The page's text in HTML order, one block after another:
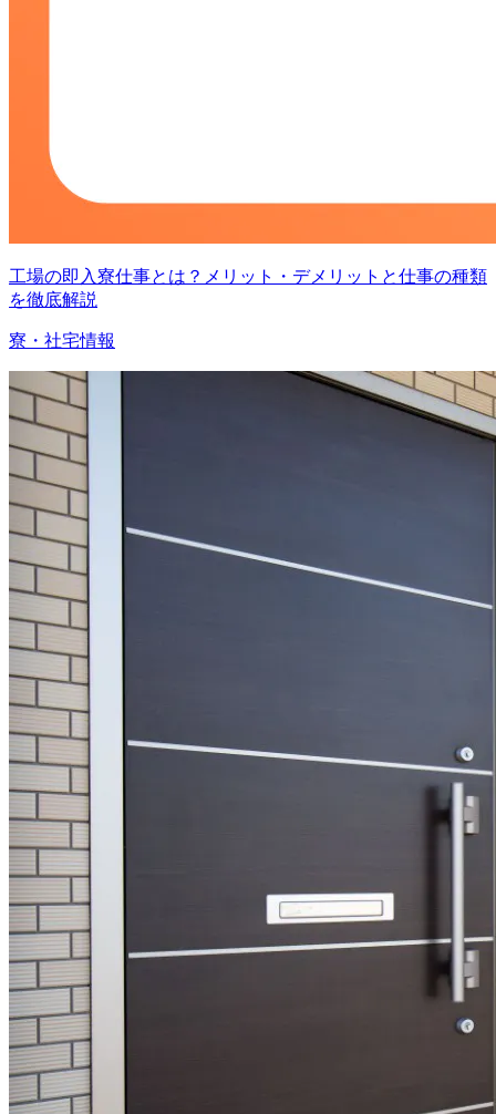
工場の即入寮仕事とは？メリット・デメリットと仕事の種類
を徹底解説
寮・社宅情報